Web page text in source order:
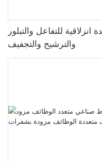
للتفاعل والتبلور
والترشيح والتجفيف